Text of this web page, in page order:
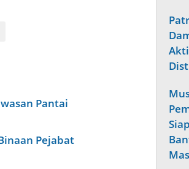
Pantai
Pejabat